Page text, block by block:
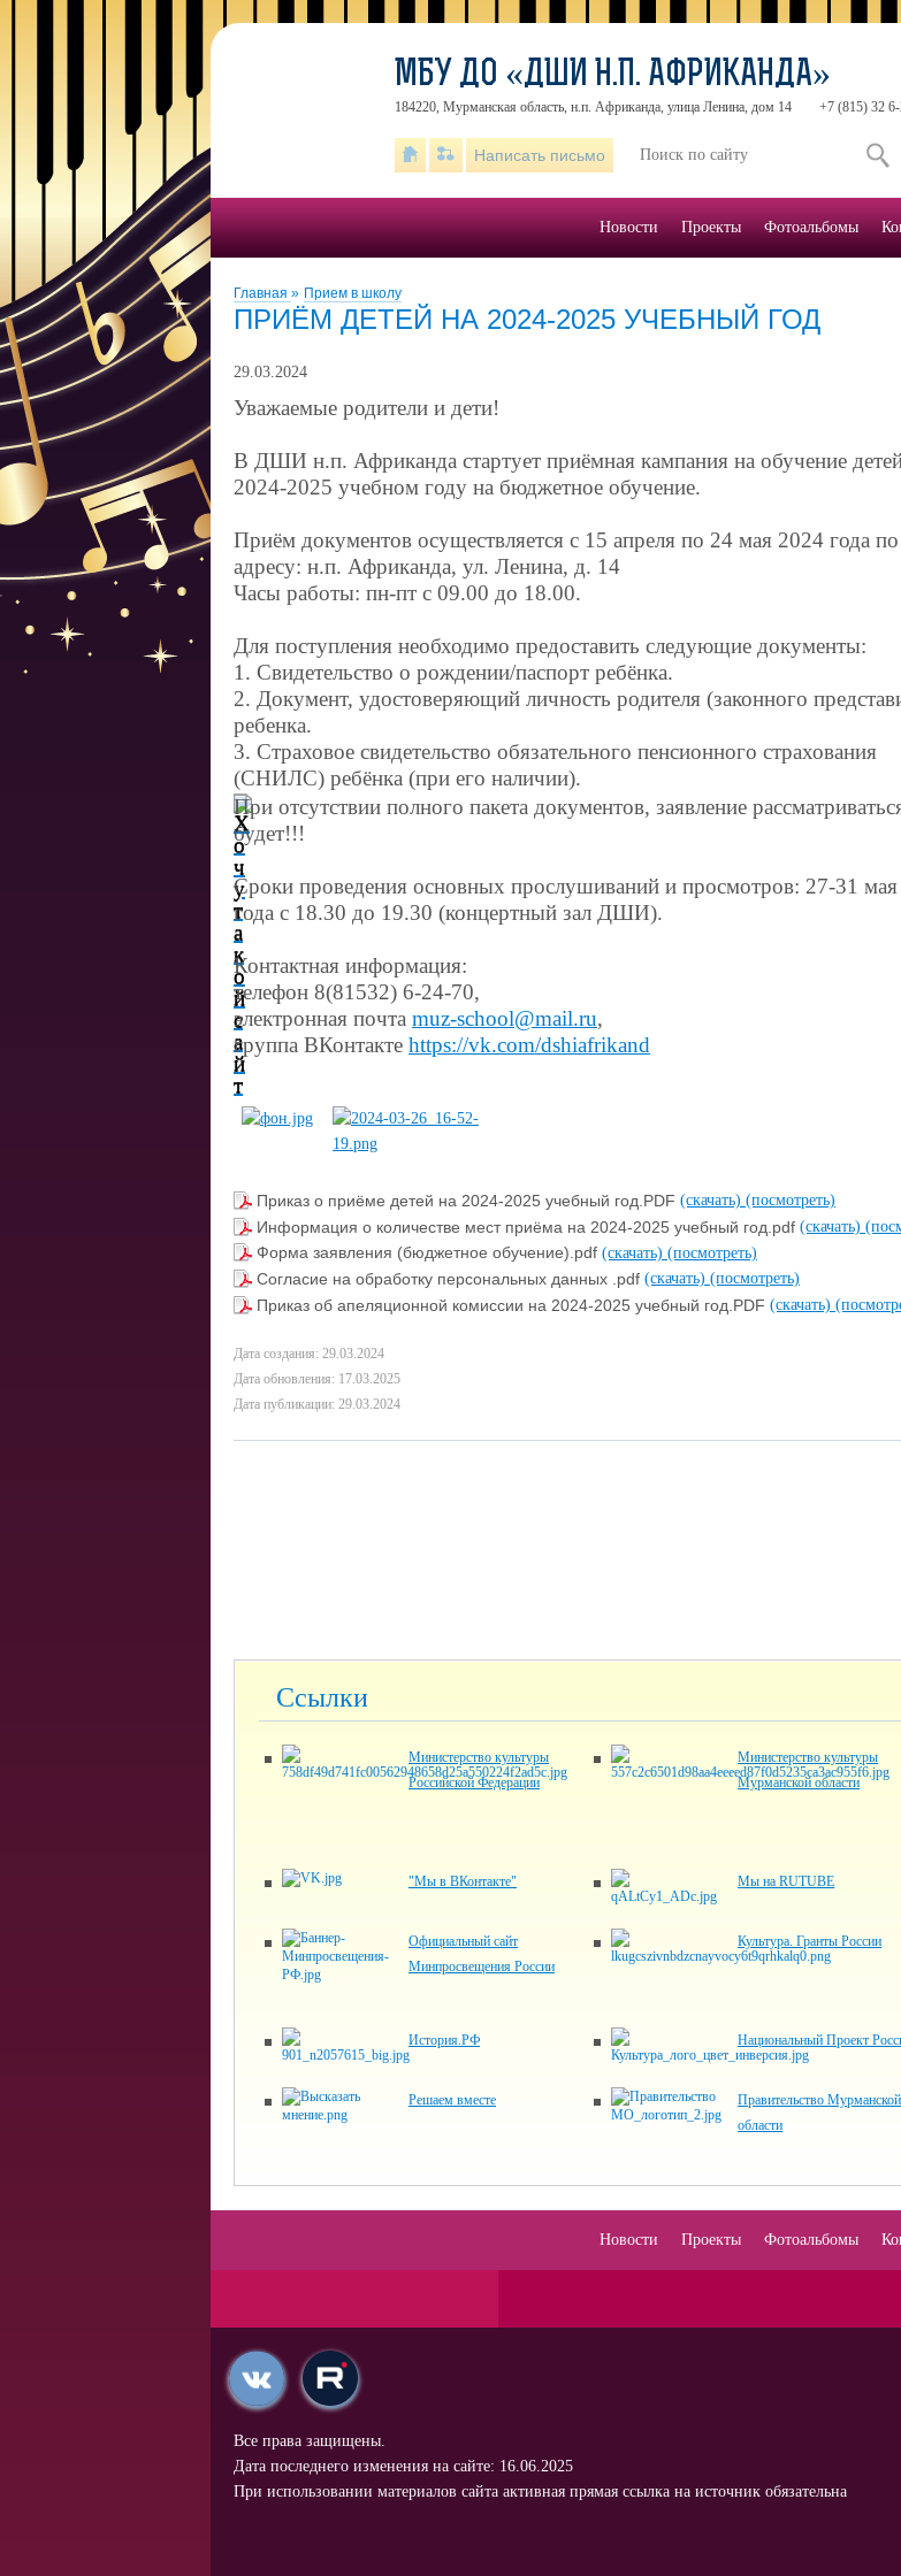
Главная » Прием в школу
ПРИЁМ ДЕТЕЙ НА 2024-2025 УЧЕБНЫЙ ГОД
29.03.2024
Уважаемые родители и дети!
В ДШИ н.п. Африканда стартует приёмная кампания на обучение
2024-2025 учебном году на бюджетное обучение.
Приём документов осуществляется с 15 апреля по 24 мая 2024 года по
адресу: н.п. Африканда, ул. Ленина, д. 14
Часы работы: пн-пт с 09.00 до 18.00.
Для поступления необходимо предоставить следующие документы:
1. Свидетельство о рождении/паспорт ребёнка.
2. Документ, удостоверяющий личность родителя (законного
ребенка.
3. Страховое свидетельство обязательного пенсионного страхования
(СНИЛС) ребёнка (при его наличии).
При отсутствии полного пакета документов, заявление
будет!!!
Сроки проведения основных прослушиваний и просмотров: 27-31
года с 18.30 до 19.30 (концертный зал ДШИ).
Контактная информация:
телефон 8(81532) 6-24-70,
электронная почта muz-school@mail.ru,
группа ВКонтакте https://vk.com/dshiafrikand
Приказ о приёме детей на 2024-2025 учебный год.PDF (скачать) (посмотреть)
Информация о количестве мест приёма на 2024-2025 учебный год.pdf (скачать)
Форма заявления (бюджетное обучение).pdf (скачать) (посмотреть)
Согласие на обработку персональных данных .pdf (скачать) (посмотреть)
Приказ об апеляционной комиссии на 2024-2025 учебный год.PDF (скачать)
Дата создания: 29.03.2024
Дата обновления: 17.03.2025
Дата публикации: 29.03.2024
Ссылки
Министерство культуры
Российской Федерации
Министерство культуры
Мурманской области
"Мы в ВКонтакте" Мы на RUTUBE
Официальный сайт
Минпросвещения России
Культура. Гранты России
История.РФ Национальный Проект
Решаем вместе
Правительство Мурманской
области
МБУ ДО «ДШИ Н.П. АФРИКАНДА»
184220, Мурманская область, н.п. Африканда, улица Ленина, дом 14 +7 (815) 32
Написать письмо
Новости Проекты Фотоальбомы
Новости Проекты Фотоальбомы
Все права защищены.
Дата последнего изменения на сайте: 16.06.2025
При использовании материалов сайта активная прямая ссылка на источник обязательна